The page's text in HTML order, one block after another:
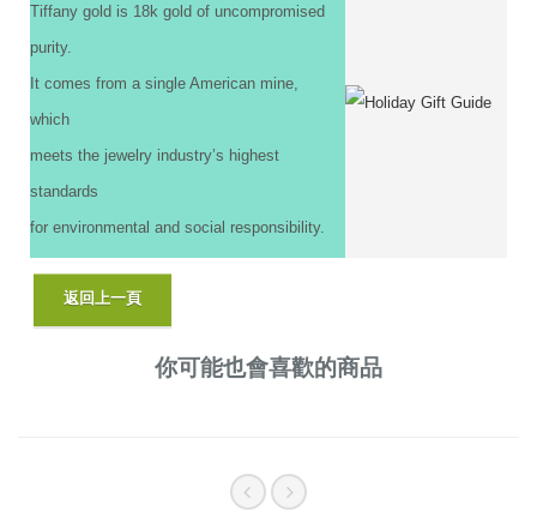
Tiffany gold is 18k gold of uncompromised
purity.
It comes from a single American mine,
which
meets the jewelry industry’s highest
standards
for environmental and social responsibility.
你可能也會喜歡的商品